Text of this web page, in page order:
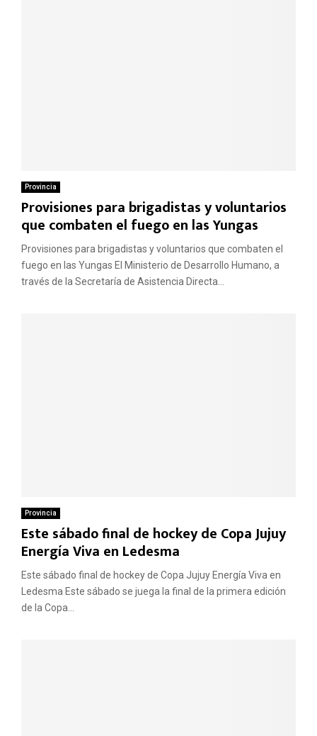
Provincia
Provisiones para brigadistas y voluntarios
que combaten el fuego en las Yungas
Provisiones para brigadistas y voluntarios que combaten el
fuego en las Yungas El Ministerio de Desarrollo Humano, a
través de la Secretaría de Asistencia Directa...
Provincia
Este sábado final de hockey de Copa Jujuy
Energía Viva en Ledesma
Este sábado final de hockey de Copa Jujuy Energía Viva en
Ledesma Este sábado se juega la final de la primera edición
de la Copa...